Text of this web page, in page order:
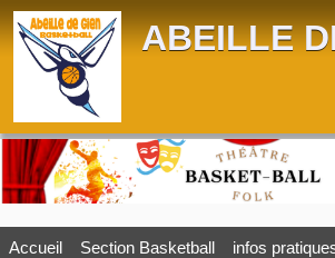
ABEILLE
Accueil Section Basketball infos
Panneau de gestion des cookies